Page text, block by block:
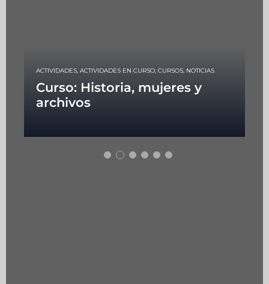
ACTIVIDADES, ACTIVIDADES EN CURSO, CURSOS, NOTICIAS
Curso: Historia, mujeres y
archivos